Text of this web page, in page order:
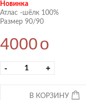
Новинка
Атлас -шёлк 100%
Размер 90/90
4000o
- +
В КОРЗИНУ